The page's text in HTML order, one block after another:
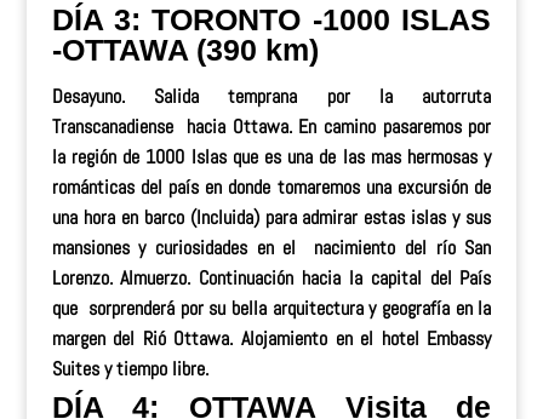
DÍA 3: TORONTO -1000 ISLAS
-OTTAWA (390 km)
Desayuno. Salida temprana por la autorruta
Transcanadiense hacia Ottawa. En camino pasaremos por
la región de 1000 Islas que es una de las mas hermosas y
románticas del país en donde tomaremos una excursión de
una hora en barco (Incluida)para admirar estas islas y sus
mansiones y curiosidades en el nacimiento del río San
Lorenzo.Almuerzo. Continuación hacia la capital del País
que sorprenderá por su bella arquitectura y geografía en la
margen del Rió Ottawa. Alojamiento en el hotel Embassy
Suites y tiempo libre.
DÍA 4: OTTAWA Visita de